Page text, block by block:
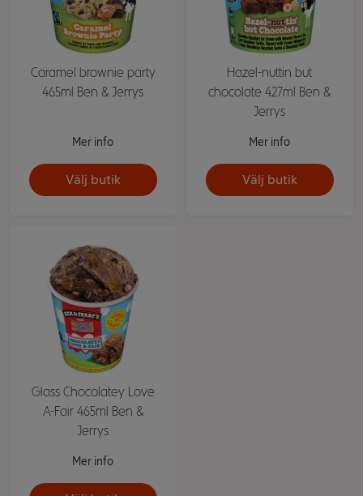
Caramel brownie party
465ml Ben & Jerrys
Mer info
Välj butik
Hazel-nuttin but
chocolate 427ml Ben &
Jerrys
Mer info
Välj butik
Glass Chocolatey Love
A-Fair 465ml Ben &
Jerrys
Mer info